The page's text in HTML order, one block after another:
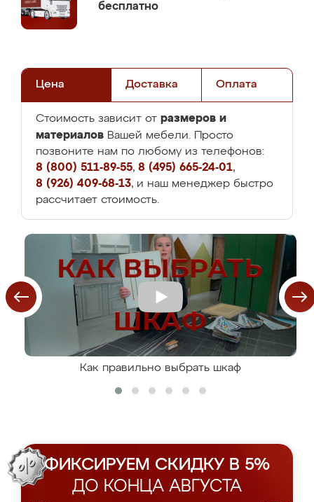
бесплатно
Цена Доставка Оплата
Стоимость зависит от размеров и
материалов Вашей мебели. Просто
позвоните нам по любому из телефонов:
8 (800) 511-89-55, 8 (495) 665-24-01,
8 (926) 409-68-13, и наш менеджер быстро
рассчитает стоимость.
Как правильно выбрать шкаф
ФИКСИРУЕМ СКИДКУ В 5%
ДО КОНЦА АВГУСТА